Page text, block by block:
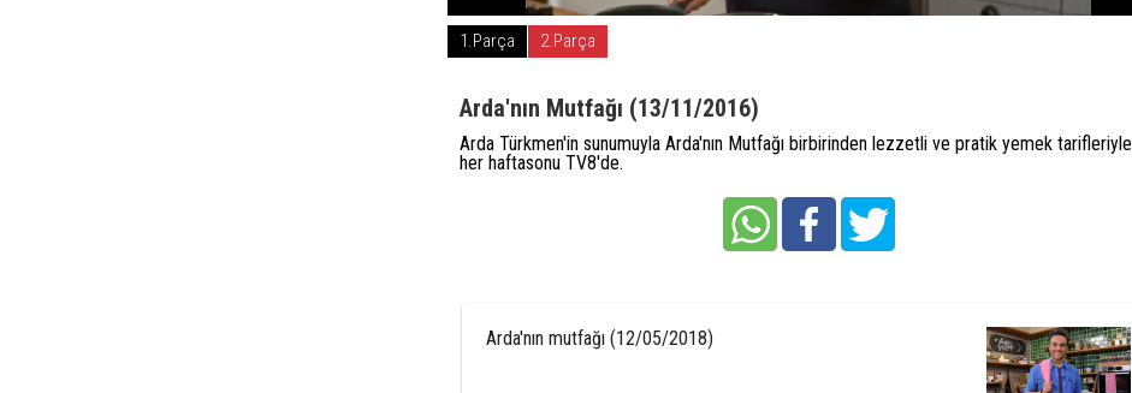
1.Parça 2.Parça
Arda'nın Mutfağı (13/11/2016)
Arda Türkmen'in sunumuyla Arda'nın Mutfağı birbirinden lezzetli ve pratik yemek tarifleriyle
her haftasonu TV8'de.
Arda'nın mutfağı (12/05/2018)